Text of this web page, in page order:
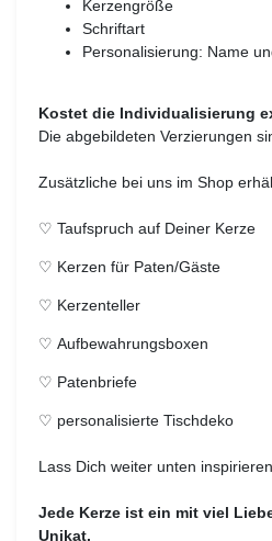
Kerzengröße
Schriftart
Personalisierung: Name
Kostet die Individualisierung
Die abgebildeten Verzierungen
Zusätzliche bei uns im Shop
♡ Taufspruch auf Deiner Kerze
♡ Kerzen für Paten/Gäste
♡ Kerzenteller
♡ Aufbewahrungsboxen
♡ Patenbriefe
♡ personalisierte Tischdeko
Lass Dich weiter unten
Jede Kerze ist ein mit viel
Unikat.